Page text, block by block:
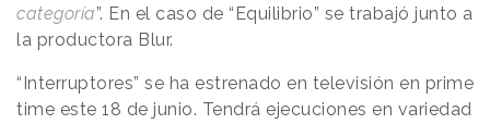
categoría”. En el caso de “Equilibrio” se trabajó junto a
la productora Blur.
“Interruptores” se ha estrenado en televisión en prime
time este 18 de junio. Tendrá ejecuciones en variedad